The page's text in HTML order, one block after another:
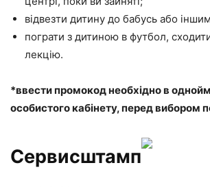
відвезти дитину до бабусь або
пограти з дитиною в футбол,
лекцію.
*ввести промокод необхідно в
особистого кабінету, перед вибором
Сервисштамп